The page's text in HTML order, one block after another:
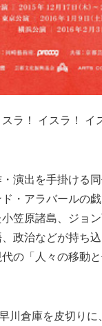
ラ！ イスラ！
演出を手掛ける
・アラバールの
笠原諸島、ジョ
政治などが持ち
の「人々の移動
川倉庫を皮切り